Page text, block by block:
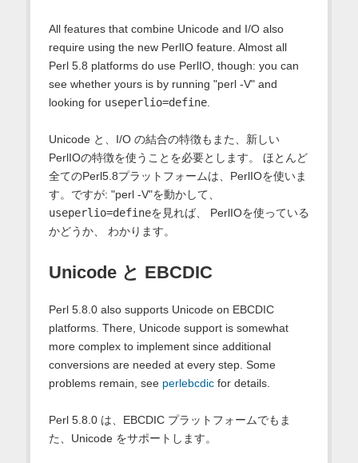
All features that combine Unicode and I/O also
require using the new PerlIO feature. Almost all
Perl 5.8 platforms do use PerlIO, though: you can
see whether yours is by running "perl -V" and
looking for useperlio=define.
Unicode と、I/O の結合の特徴もまた、新しい
PerlIOの特徴を使うことを必要とします。 ほとんど
全てのPerl5.8プラットフォームは、PerlIOを使いま
す。ですが: "perl -V"を動かして、
useperlio=defineを見れば、 PerlIOを使っている
かどうか、 わかります。
Unicode と EBCDIC
Perl 5.8.0 also supports Unicode on EBCDIC
platforms. There, Unicode support is somewhat
more complex to implement since additional
conversions are needed at every step. Some
problems remain, see perlebcdicfor details.
Perl 5.8.0 は、EBCDIC プラットフォームでもま
た、Unicode をサポートします。